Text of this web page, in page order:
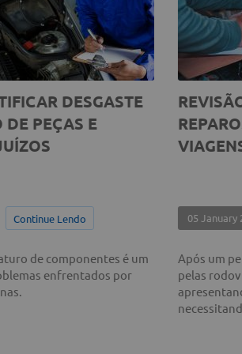
PARA VIAGENS DE FIM
QUE CHECAR ANTES
A ESTRADA
2025 Continue Lendo
das festas de fim de ano, as
voltam a ficar
14
O
nova
pela